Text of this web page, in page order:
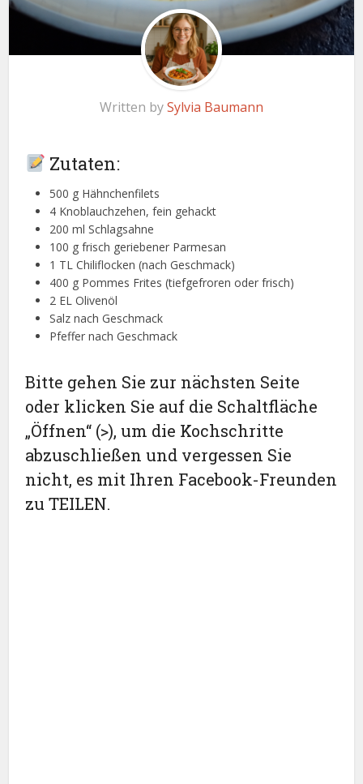
Written bySylvia Baumann
Zutaten:
500 g Hähnchenfilets
4 Knoblauchzehen, fein gehackt
200 ml Schlagsahne
100 g frisch geriebener Parmesan
1 TL Chiliflocken (nach Geschmack)
400 g Pommes Frites (tiefgefroren oder frisch)
2 EL Olivenöl
Salz nach Geschmack
Pfeffer nach Geschmack
Bitte gehen Sie zur nächsten Seite
oder klicken Sie auf die Schaltfläche
„Öffnen“ (>), um die Kochschritte
abzuschließen und vergessen Sie
nicht, es mit Ihren Facebook-Freunden
zu TEILEN.